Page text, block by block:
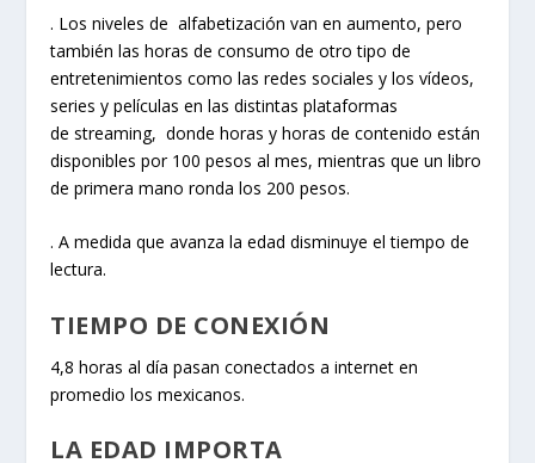
. Los niveles de alfabetización van en aumento, pero
también las horas de consumo de otro tipo de
entretenimientos como las redes sociales y los vídeos,
series y películas en las distintas plataformas
de streaming, donde horas y horas de contenido están
disponibles por 100 pesos al mes, mientras que un libro
de primera mano ronda los 200 pesos.
. A medida que avanza la edad disminuye el tiempo de
lectura.
TIEMPO DE CONEXIÓN
4,8 horas al día pasan conectados a internet en
promedio los mexicanos.
LA EDAD IMPORTA